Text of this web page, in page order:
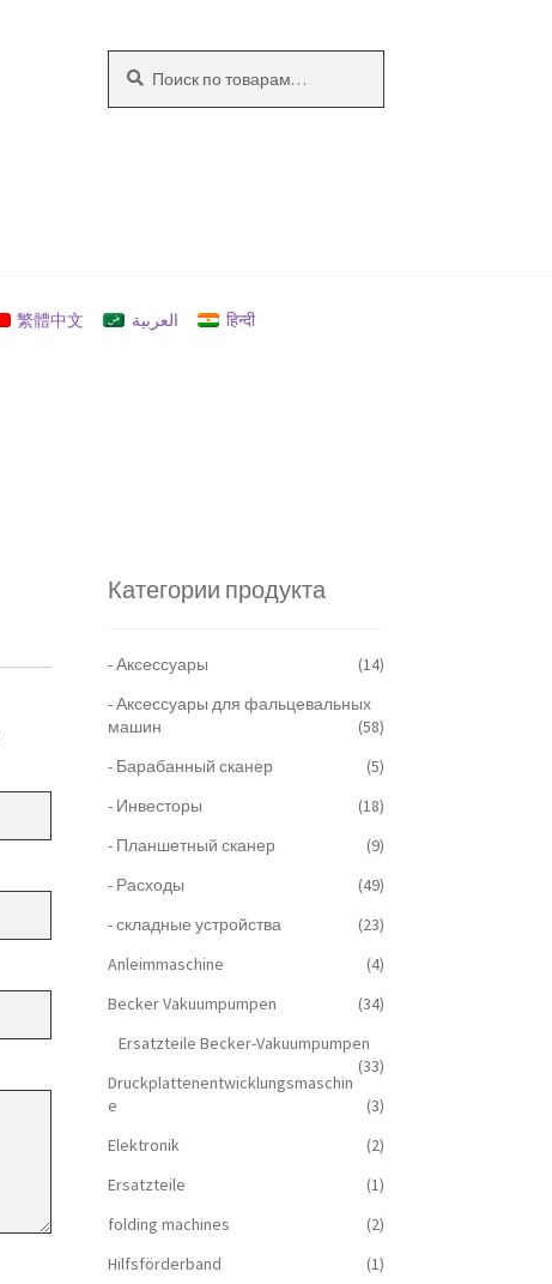
繁體中文 العربية
हिन्दी
Категории продукта
- Аксессуары
(14)
- Аксессуары для фальцевальных
машин
(58)
- Барабанный сканер
(5)
- Инвесторы
(18)
- Планшетный сканер
(9)
- Расходы
(49)
- складные устройства
(23)
Anleimmaschine
(4)
Becker Vakuumpumpen
(34)
Ersatzteile Becker-Vakuumpumpen
(33)
Druckplattenentwicklungsmaschin
e
(3)
Elektronik
(2)
Ersatzteile
(1)
folding machines
(2)
Hilfsförderband
(1)